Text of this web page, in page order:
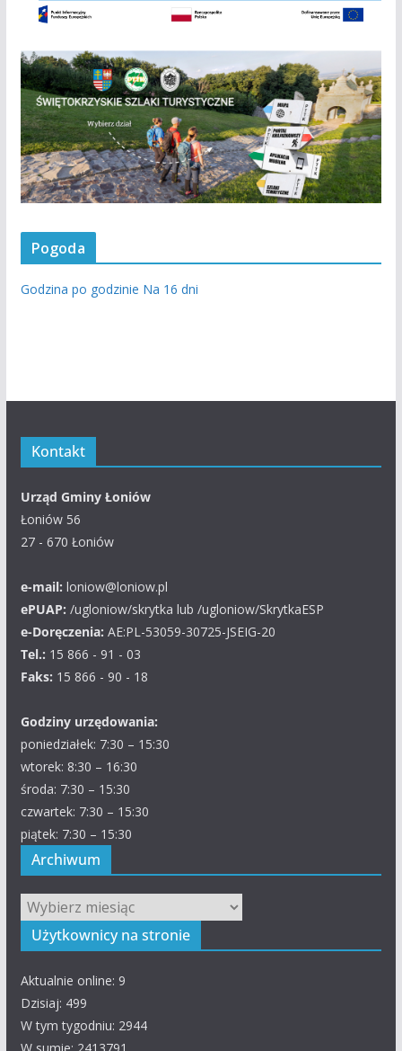
Pogoda
Godzina po godzinie Na 16 dni
Kontakt
Urząd Gminy Łoniów
Łoniów 56
27 - 670 Łoniów
e-mail: loniow@loniow.pl
ePUAP: /ugloniow/skrytka lub /ugloniow/SkrytkaESP
e-Doręczenia: AE:PL-53059-30725-JSEIG-20
Tel.: 15 866 - 91 - 03
Faks: 15 866 - 90 - 18
Godziny urzędowania:
poniedziałek: 7:30 – 15:30
wtorek: 8:30 – 16:30
środa: 7:30 – 15:30
czwartek: 7:30 – 15:30
piątek: 7:30 – 15:30
Archiwum
Archiwum
Użytkownicy na stronie
Aktualnie online: 9
Dzisiaj: 499
W tym tygodniu: 2944